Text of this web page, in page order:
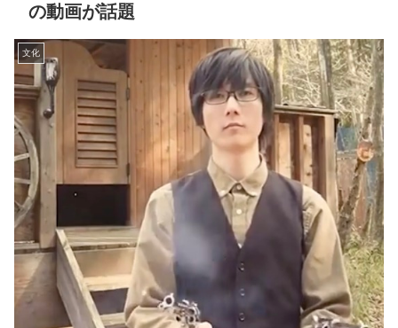
の動画が話題
文化